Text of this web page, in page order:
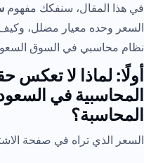
في هذا المقال، سنفكك مفهوم
السعر وحده معيار مضلل،
نظام محاسبي في السوق
أولًا: لماذا لا تعكس
المحاسبية في
المحاسبة؟
السعر الذي تراه في صفحة